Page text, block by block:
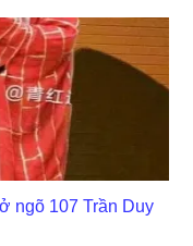
ngõ 107 Trần Duy